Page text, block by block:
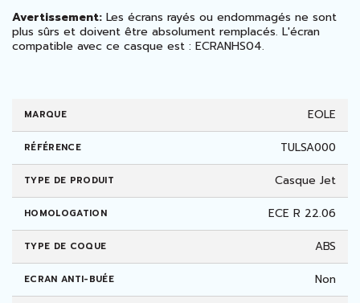
Avertissement: Les écrans rayés ou endommagés ne sont
plus sûrs et doivent être absolument remplacés. L'écran
compatible avec ce casque est : ECRANHS04.
MARQUE EOLE
RÉFÉRENCE TULSA000
TYPE DE PRODUIT Casque Jet
HOMOLOGATION ECE R 22.06
TYPE DE COQUE ABS
ECRAN ANTI-BUÉE Non